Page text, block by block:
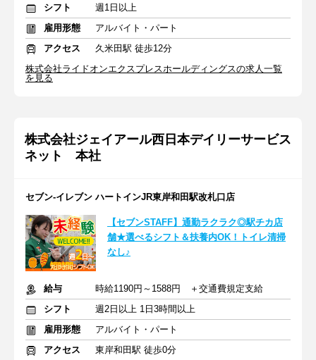
シフト
週1日以上
雇用形態
アルバイト・パート
アクセス
久米田駅 徒歩12分
株式会社ライドオンエクスプレスホールディングスの求人一覧
を見る
株式会社ジェイアール西日本デイリーサービス
ネット 本社
セブン-イレブン ハートインJR東岸和田駅改札口店
【セブンSTAFF】通勤ラクラク◎駅チカ店
舗★選べるシフト＆扶養内OK！トイレ清掃
なし♪
給与
時給1190円～1588円 ＋交通費規定支給
シフト
週2日以上 1日3時間以上
雇用形態
アルバイト・パート
アクセス
東岸和田駅 徒歩0分